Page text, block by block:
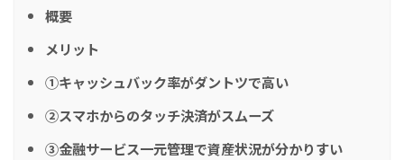
概要
メリット
①キャッシュバック率がダントツで高い
②スマホからのタッチ決済がスムーズ
③金融サービス一元管理で資産状況が分かりすい